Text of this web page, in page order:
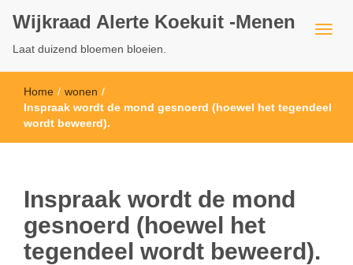
Wijkraad Alerte Koekuit -Menen
Laat duizend bloemen bloeien.
Home / wonen /
Inspraak wordt de mond gesnoerd (hoewel het tegendeel
wordt beweerd).
Inspraak wordt de mond
gesnoerd (hoewel het
tegendeel wordt beweerd).